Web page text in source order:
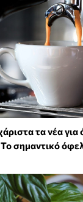
τα νέα για
σημαντικό